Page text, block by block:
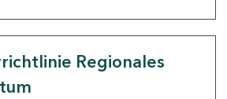
Regionales